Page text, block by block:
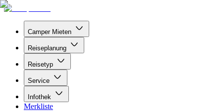
Camper Mieten
Reiseplanung
Reisetyp
Service
Infothek
Merkliste